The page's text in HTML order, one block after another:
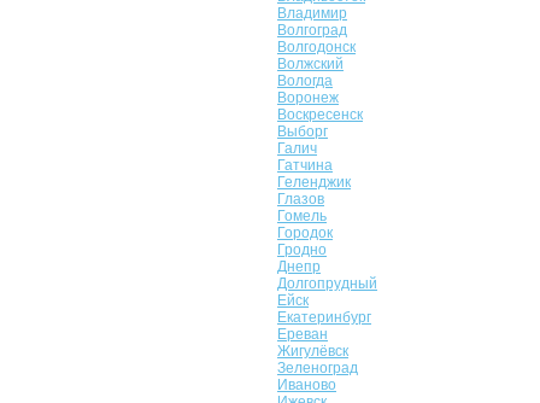
Владимир
Волгоград
Волгодонск
Волжский
Вологда
Воронеж
Воскресенск
Выборг
Галич
Гатчина
Геленджик
Глазов
Гомель
Городок
Гродно
Днепр
Долгопрудный
Ейск
Екатеринбург
Ереван
Жигулёвск
Зеленоград
Иваново